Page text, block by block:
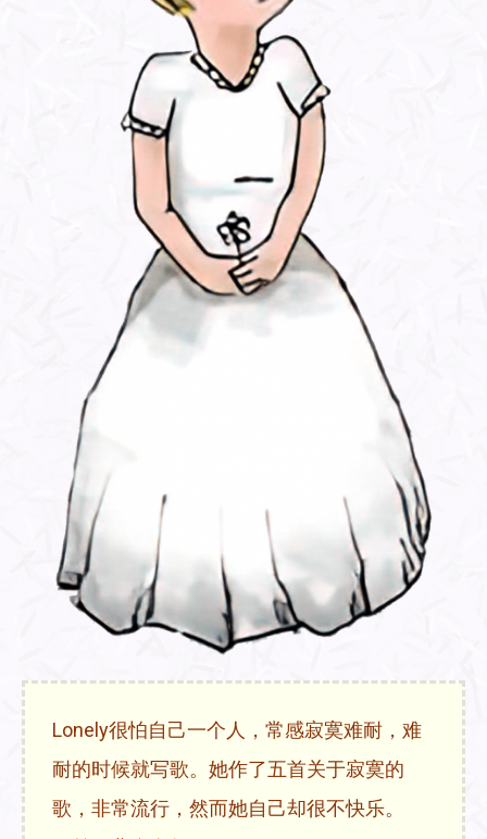
Lonely很怕自己一个人，常感寂寞难耐，难
耐的时候就写歌。她作了五首关于寂寞的
歌，非常流行，然而她自己却很不快乐。